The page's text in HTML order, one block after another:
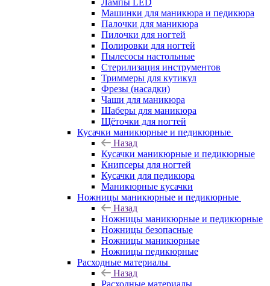
Лампы LED
Машинки для маникюра и педикюра
Палочки для маникюра
Пилочки для ногтей
Полировки для ногтей
Пылесосы настольные
Стерилизация инструментов
Триммеры для кутикул
Фрезы (насадки)
Чаши для маникюра
Шаберы для маникюра
Щёточки для ногтей
Кусачки маникюрные и педикюрные
Назад
Кусачки маникюрные и педикюрные
Книпсеры для ногтей
Кусачки для педикюра
Маникюрные кусачки
Ножницы маникюрные и педикюрные
Назад
Ножницы маникюрные и педикюрные
Ножницы безопасные
Ножницы маникюрные
Ножницы педикюрные
Расходные материалы
Назад
Расходные материалы